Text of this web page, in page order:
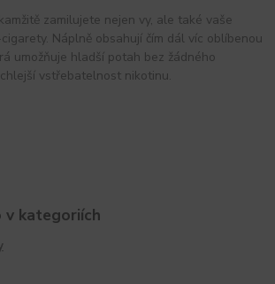
zamilujete nejen vy, ale také vaše
Náplně obsahují čím dál víc oblíbenou
umožňuje hladší potah bez žádného
vstřebatelnost nikotinu.
v kategoriích